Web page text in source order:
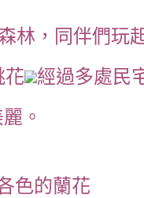
林，同伴們玩
經過多處民
。
的蘭花